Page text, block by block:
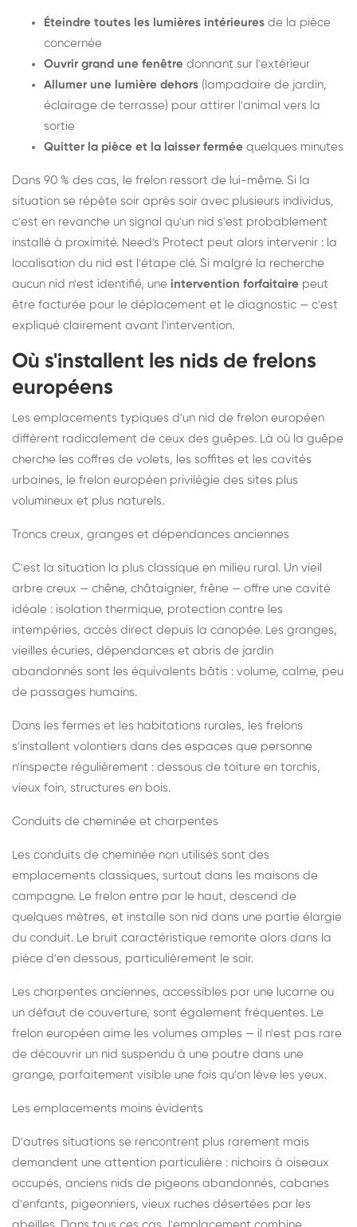
Éteindre toutes les lumières intérieures de la pièce
concernée
Ouvrir grand une fenêtre donnant sur l'extérieur
Allumer une lumière dehors (lampadaire de jardin,
éclairage de terrasse) pour attirer l'animal vers la
sortie
Quitter la pièce et la laisser fermée quelques minutes
Dans 90 % des cas, le frelon ressort de lui-même. Si la
situation se répète soir après soir avec plusieurs individus,
c'est en revanche un signal qu'un nid s'est probablement
installé à proximité. Need's Protect peut alors intervenir : la
localisation du nid est l'étape clé. Si malgré la recherche
aucun nid n'est identifié, une intervention forfaitaire peut
être facturée pour le déplacement et le diagnostic — c'est
expliqué clairement avant l'intervention.
Où s'installent les nids de frelons
européens
Les emplacements typiques d'un nid de frelon européen
diffèrent radicalement de ceux des guêpes. Là où la guêpe
cherche les coffres de volets, les soffites et les cavités
urbaines, le frelon européen privilégie des sites plus
volumineux et plus naturels.
Troncs creux, granges et dépendances anciennes
C'est la situation la plus classique en milieu rural. Un vieil
arbre creux — chêne, châtaignier, frêne — offre une cavité
idéale : isolation thermique, protection contre les
intempéries, accès direct depuis la canopée. Les granges,
vieilles écuries, dépendances et abris de jardin
abandonnés sont les équivalents bâtis : volume, calme, peu
de passages humains.
Dans les fermes et les habitations rurales, les frelons
s'installent volontiers dans des espaces que personne
n'inspecte régulièrement : dessous de toiture en torchis,
vieux foin, structures en bois.
Conduits de cheminée et charpentes
Les conduits de cheminée non utilisés sont des
emplacements classiques, surtout dans les maisons de
campagne. Le frelon entre par le haut, descend de
quelques mètres, et installe son nid dans une partie élargie
du conduit. Le bruit caractéristique remonte alors dans la
pièce d'en dessous, particulièrement le soir.
Les charpentes anciennes, accessibles par une lucarne ou
un défaut de couverture, sont également fréquentes. Le
frelon européen aime les volumes amples — il n'est pas rare
de découvrir un nid suspendu à une poutre dans une
grange, parfaitement visible une fois qu'on lève les yeux.
Les emplacements moins évidents
D'autres situations se rencontrent plus rarement mais
demandent une attention particulière : nichoirs à oiseaux
occupés, anciens nids de pigeons abandonnés, cabanes
d'enfants, pigeonniers, vieux ruches désertées par les